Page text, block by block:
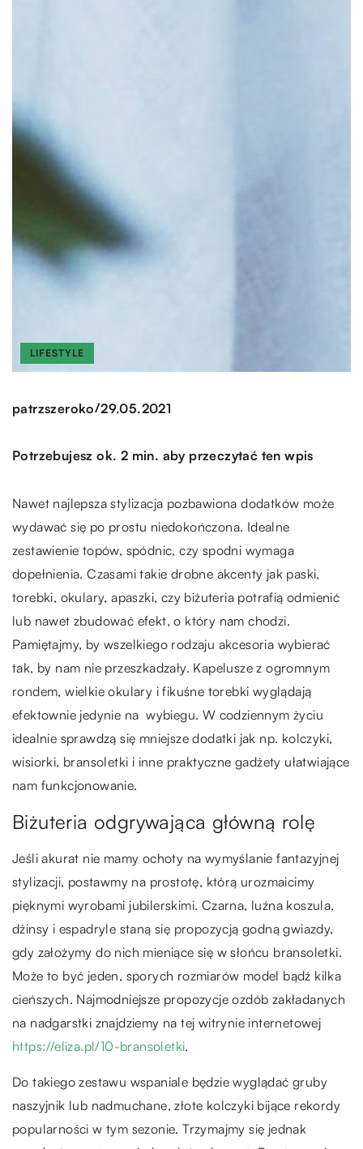
LIFESTYLE
patrzszeroko/29.05.2021
Potrzebujesz ok. 2 min. aby przeczytać ten wpis
Nawet najlepsza stylizacja pozbawiona dodatków może
wydawać się po prostu niedokończona. Idealne
zestawienie topów, spódnic, czy spodni wymaga
dopełnienia. Czasami takie drobne akcenty jak paski,
torebki, okulary, apaszki, czy biżuteria potrafią odmienić
lub nawet zbudować efekt, o który nam chodzi.
Pamiętajmy, by wszelkiego rodzaju akcesoria wybierać
tak, by nam nie przeszkadzały. Kapelusze z ogromnym
rondem, wielkie okulary i fikuśne torebki wyglądają
efektownie jedynie na wybiegu. W codziennym życiu
idealnie sprawdzą się mniejsze dodatki jak np. kolczyki,
wisiorki, bransoletki i inne praktyczne gadżety ułatwiające
nam funkcjonowanie.
Biżuteria odgrywająca główną rolę
Jeśli akurat nie mamy ochoty na wymyślanie fantazyjnej
stylizacji, postawmy na prostotę, którą urozmaicimy
pięknymi wyrobami jubilerskimi. Czarna, luźna koszula,
dżinsy i espadryle staną się propozycją godną gwiazdy,
gdy założymy do nich mieniące się w słońcu bransoletki.
Może to być jeden, sporych rozmiarów model bądź kilka
cieńszych. Najmodniejsze propozycje ozdób zakładanych
na nadgarstki znajdziemy na tej witrynie internetowej
https://eliza.pl/10-bransoletki.
Do takiego zestawu wspaniale będzie wyglądać gruby
naszyjnik lub nadmuchane, złote kolczyki bijące rekordy
popularności w tym sezonie. Trzymajmy się jednak